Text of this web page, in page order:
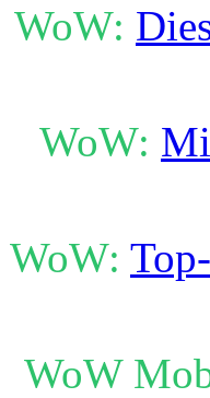
WoW:
WoW:
WoW:
WoW